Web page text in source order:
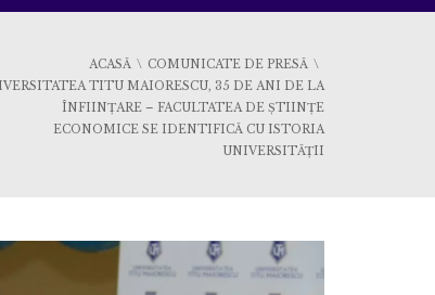
ACASĂ
COMUNICATE DE PRESĂ
TITU MAIORESCU, 35 DE ANI DE LA
ÎNFIINȚARE – FACULTATEA DE ȘTIINȚE
ECONOMICE SE IDENTIFICĂ CU ISTORIA
UNIVERSITĂȚII